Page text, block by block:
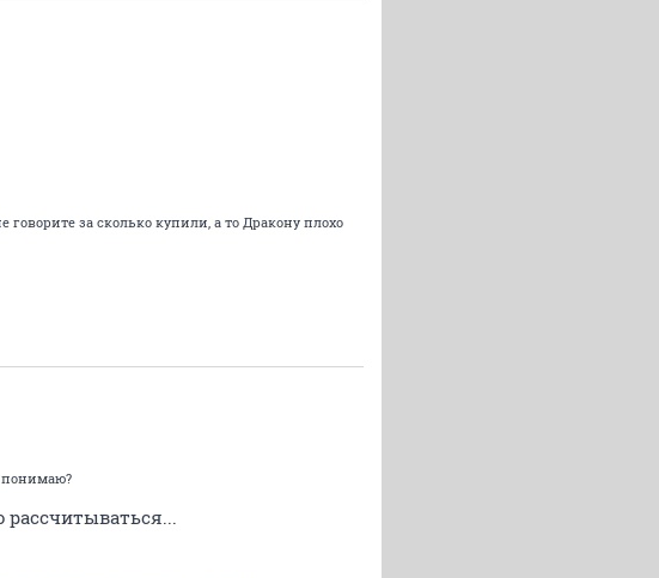
за сколько купили, а то Дракону плохо
понимаю?
рассчитываться...